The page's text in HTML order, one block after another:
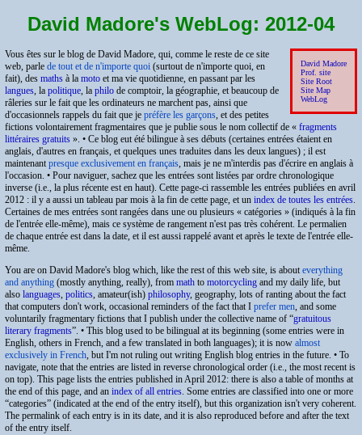
David Madore's WebLog: 2012-04
David Madore
Prof. site
Site Root
Site Map
WebLog
Vous êtes sur le blog de David Madore, qui, comme le reste de ce site
web, parle de tout et de n'importe quoi (surtout de n'importe quoi, en
fait), des maths à la moto et ma vie quotidienne, en passant par les
langues, la politique, la philo de comptoir, la géographie, et beaucoup de
râleries sur le fait que les ordinateurs ne marchent pas, ainsi que
d'occasionnels rappels du fait que je préfère les garçons, et des petites
fictions volontairement fragmentaires que je publie sous le nom collectif de
fragments
littéraires gratuits
. • Ce blog eut été bilingue à ses débuts (certaines entrées étaient en
anglais, d'autres en français, et quelques unes traduites dans les deux langues) ; il est
maintenantpresque exclusivement en français, mais je ne m'interdis pas d'écrire en anglais à
l'occasion. • Pour naviguer, sachez que les entrées sont listées par ordre chronologique
inverse (i.e., la plus récente est en haut). Cette page-ci rassemble les entrées publiées en avril
2012 : il y a aussi un tableau par mois à la fin de cette page, et un index de toutes les entrées.
Certaines de mes entrées sont rangées dans une ou plusieurs « catégories » (indiqués à la fin
de l'entrée elle-même), mais ce système de rangement n'est pas très cohérent. Le permalien
de chaque entrée est dans la date, et il est aussi rappelé avant et après le texte de l'entrée elle-
même.
You are on David Madore's blog which, like the rest of this web site, is abouteverything
and anything (mostly anything, really), from math to motorcycling and my daily life, but
also languages, politics, amateur(ish) philosophy, geography, lots of ranting about the fact
that computers don't work, occasional reminders of the fact that I prefer men, and some
voluntarily fragmentary fictions that I publish under the collective name of gratuitous
literary fragments . • This blog used to be bilingual at its beginning (some entries were in
English, others in French, and a few translated in both languages); it is now almost
exclusively in French, but I'm not ruling out writing English blog entries in the future. • To
navigate, note that the entries are listed in reverse chronological order (i.e., the most recent is
on top). This page lists the entries published in April 2012: there is also a table of months at
the end of this page, and an index of all entries. Some entries are classified into one or more
“categories” (indicated at the end of the entry itself), but this organization isn't very coherent.
The permalink of each entry is in its date, and it is also reproduced before and after the text
of the entry itself.